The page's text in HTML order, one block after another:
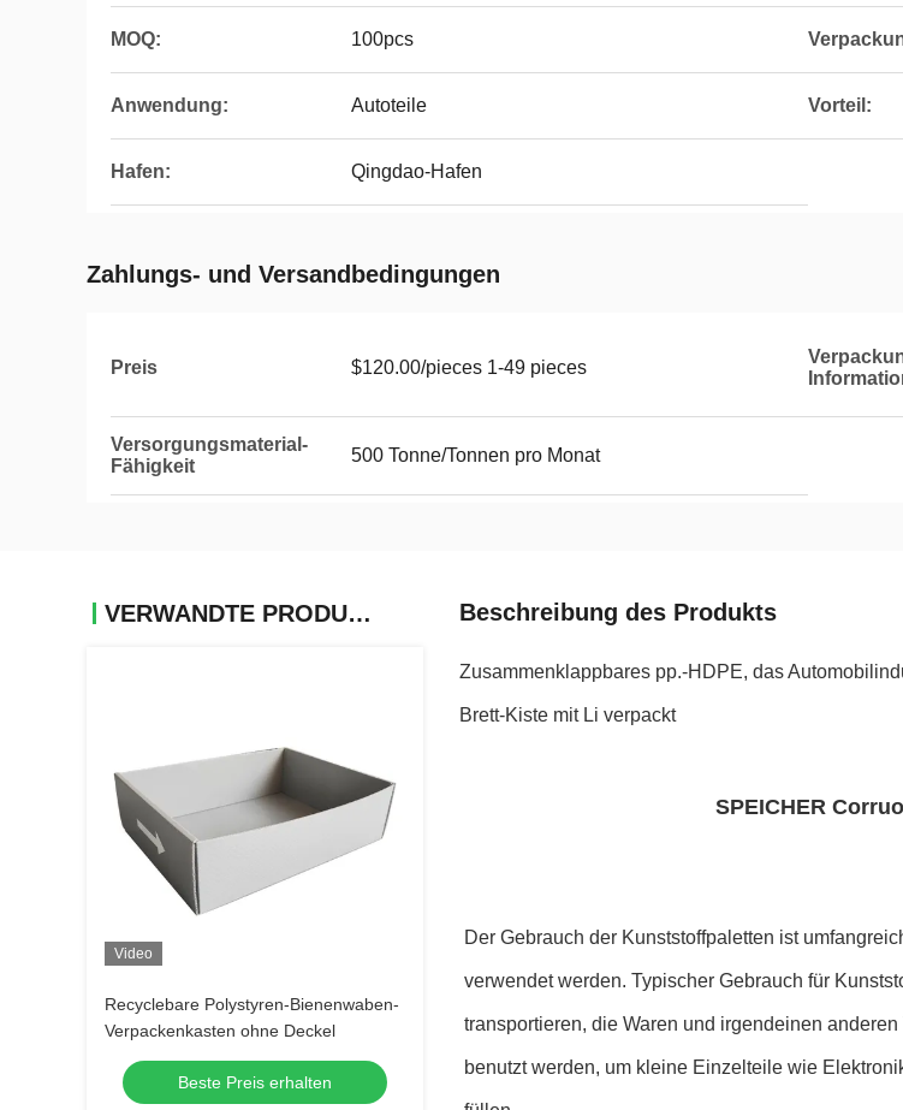
MOQ: 100pcs
Anwendung: Autoteile Vorteil:
Hafen: Qingdao-Hafen
Zahlungs- und Versandbedingungen
Preis $120.00/pieces 1-49 pieces
Versorgungsmaterial-
Fähigkeit
500 Tonne/Tonnen pro Monat
VERWANDTE PRODUKTE
Video
Recyclebare Polystyren-Bienenwaben-
Verpackenkasten ohne Deckel
Beste Preis erhalten
Beschreibung des Produkts
Zusammenklappbares pp.-HDPE, das
Brett-Kiste mit Li verpackt
SPEICHER
Der Gebrauch der Kunststoffpaletten ist
verwendet werden. Typischer Gebrauch für
transportieren, die Waren und irgendeinen
benutzt werden, um kleine Einzelteile wie